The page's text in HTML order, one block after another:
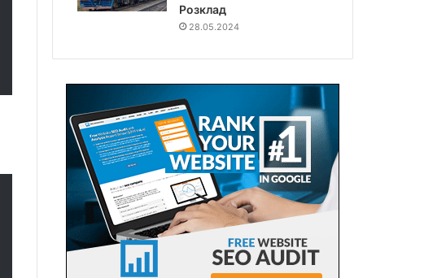
Розклад
28.05.2024